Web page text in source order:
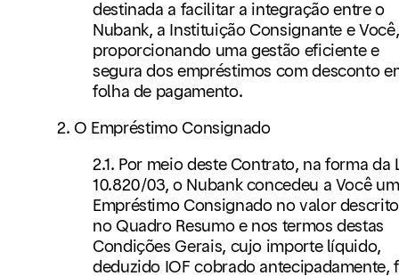
destinada a facilitar a integração entre o
Nubank, a Instituição Consignante e Você,
proporcionando uma gestão eficiente e
segura dos empréstimos com desconto
folha de pagamento.
2. O Empréstimo Consignado
2.1. Por meio deste Contrato, na forma da
10.820/03, o Nubank concedeu a Você um
Empréstimo Consignado no valor descrito
no Quadro Resumo e nos termos destas
Condições Gerais, cujo importe líquido,
deduzido IOF cobrado antecipadamente,